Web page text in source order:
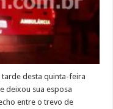
pessoa
ferida
em
Bom
Jesus
Itabapoana
tarde desta quinta-feira
deixou sua esposa
entre o trevo de